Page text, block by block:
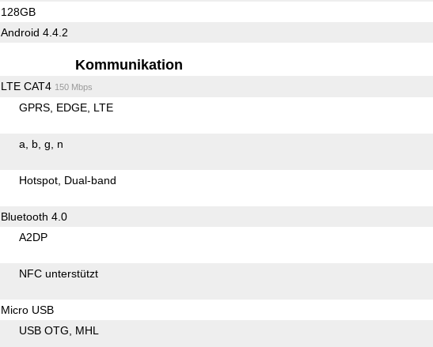
128GB
Android 4.4.2
Kommunikation
LTE CAT4 150 Mbps
GPRS EDGE LTE
a b g n
Hotspot Dual-band
Bluetooth 4.0
A2DP
NFC unterstützt
Micro USB
USB OTG MHL